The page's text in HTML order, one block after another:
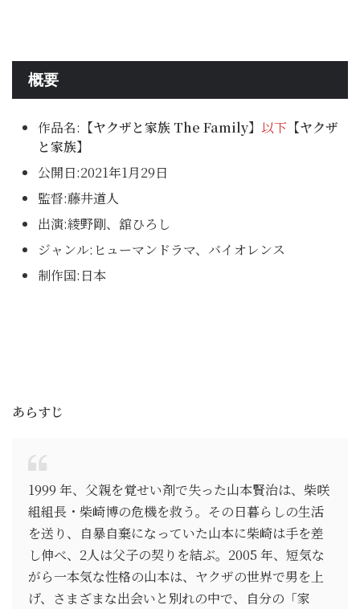
概要
作品名: 【ヤクザと家族 The Family】 以下 【ヤクザ
と家族】
公開日:2021年1月29日
監督:藤井道人
出演:綾野剛、舘ひろし
ジャンル:ヒューマンドラマ、バイオレンス
制作国:日本
あらすじ
1999 年、父親を覚せい剤で失った山本賢治は、柴咲
組組長・柴崎博の危機を救う。その日暮らしの生活
を送り、自暴自棄になっていた山本に柴崎は手を差
し伸べ、2人は父子の契りを結ぶ。2005 年、短気な
がら一本気な性格の山本は、ヤクザの世界で男を上
げ、さまざまな出会いと別れの中で、自分の「家